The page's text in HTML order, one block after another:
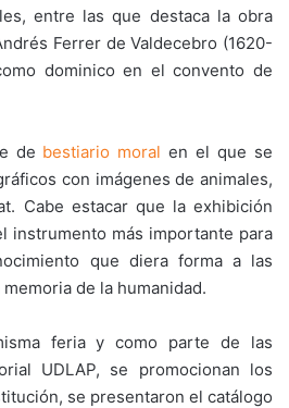
entre las que destaca la obra
Ferrer de Valdecebro (1620-
dominico en el convento de
de bestiario moral en el que se
con imágenes de animales,
Cabe estacar que la exhibición
instrumento más importante para
que diera forma a las
de la humanidad.
feria y como parte de las
UDLAP, se promocionan los
se presentaron el catálogo